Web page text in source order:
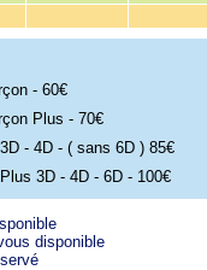
- 60€
Plus - 70€
- 4D - ( sans 6D ) 85€
3D - 4D - 6D - 100€
disponible